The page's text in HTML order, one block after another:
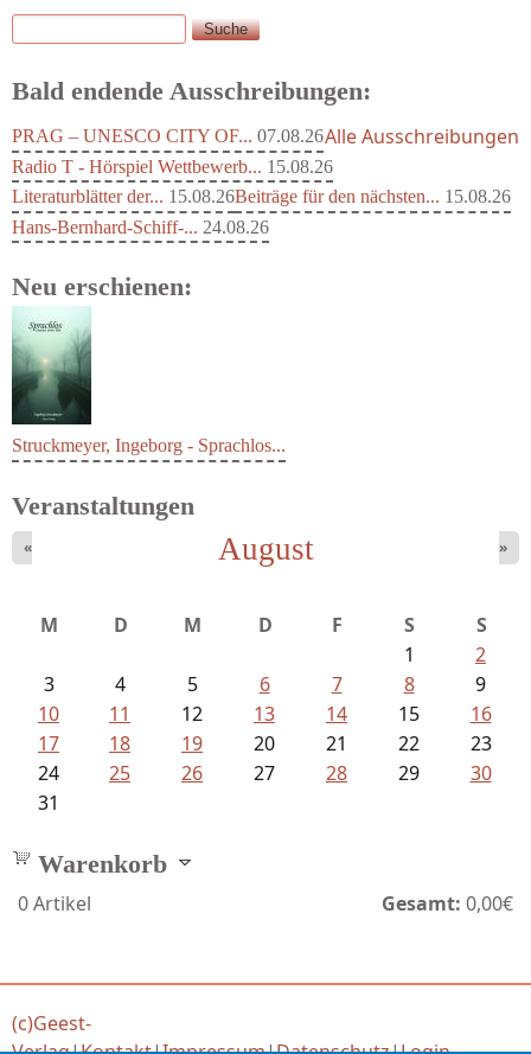
Suchformular
Suche
Bald endende Ausschreibungen:
PRAG – UNESCO CITY OF... 07.08.26
Radio T - Hörspiel Wettbewerb... 15.08.26
Literaturblätter der... 15.08.26Beiträge für den nächsten... 15.08.26
Hans-Bernhard-Schiff-... 24.08.26
Alle Ausschreibungen
Neu erschienen:
Struckmeyer, Ingeborg - Sprachlos...
Veranstaltungen
August
« »
M D M D F S
S
1
2
3
4 5 6 7 8
9
10
11 12 13 14 15
16
17
18 19 20 21 22
23
24
25 26 27 28 29
30
31
Warenkorb
0Artikel Gesamt: 0,00€
(c)Geest-